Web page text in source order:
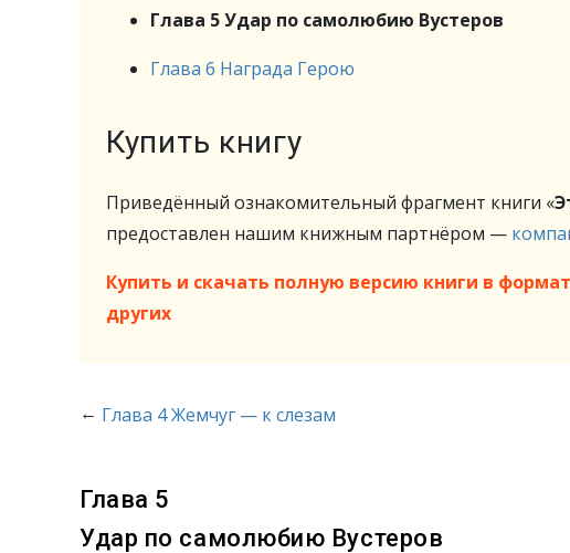
Глава 5 Удар по самолюбию Вустеров
Глава 6 Награда Герою
Купить книгу
Приведённый ознакомительный фрагмент книги «
предоставлен нашим книжным партнёром —
Купить и скачать полную версию книги в
других
← Глава 4 Жемчуг — к слезам
Глава 5
Удар по самолюбию Вустеров